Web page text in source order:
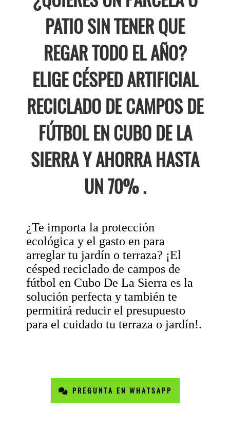
PATIO SIN TENER QUE
REGAR TODO EL AÑO?
ELIGE CÉSPED ARTIFICIAL
RECICLADO DE CAMPOS DE
FÚTBOL EN CUBO DE LA
SIERRA Y AHORRA HASTA
UN 70% .
¿Te importa la protección
ecológica y el gasto en para
arreglar tu jardín o terraza? ¡El
césped reciclado de campos de
fútbol en Cubo De La Sierra es la
solución perfecta y también te
permitirá reducir el presupuesto
para el cuidado tu terraza o jardín!.
PREGUNTA EN WHATSAPP